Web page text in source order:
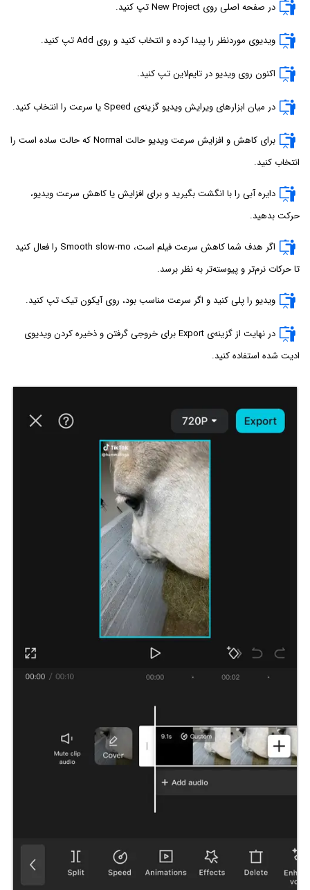
در صفحه اصلی روی New Project تپ کنید.
ویدیوی موردنظر را پیدا کرده و انتخاب کنید و روی Add تپ کنید.
اکنون روی ویدیو در تایم‌لاین تپ کنید.
در میان ابزارهای ویرایش ویدیو گزینه‌ی Speed یا سرعت را انتخاب کنید.
برای کاهش و افزایش سرعت ویدیو حالت Normal که حالت ساده است را
انتخاب کنید.
دایره آبی را با انگشت بگیرید و برای افزایش یا کاهش سرعت ویدیو،
حرکت بدهید.
اگر هدف شما کاهش سرعت فیلم است، Smooth slow-mo را فعال کنید
تا حرکات نرم‌تر و پیوسته‌تر به نظر برسد.
ویدیو را پلی کنید و اگر سرعت مناسب بود، روی آیکون تیک تپ کنید.
در نهایت از گزینه‌ی Export برای خروجی گرفتن و ذخیره کردن ویدیوی
ادیت شده استفاده کنید.